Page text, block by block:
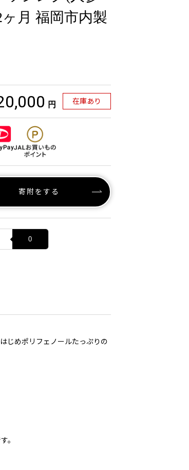
ヶ月 福岡市内製
円 在庫あり
寄附をする
0
じめポリフェノールたっぷりの
。